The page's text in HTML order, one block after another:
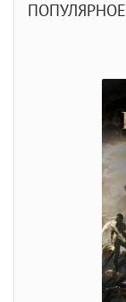
ПОПУЛЯРНОЕ